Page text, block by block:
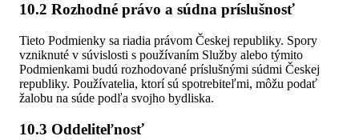
10.2 Rozhodné právo a súdna príslušnosť
Tieto Podmienky sa riadia právom Českej republiky. Spory
vzniknuté v súvislosti s používaním Služby alebo týmito
Podmienkami budú rozhodované príslušnými súdmi Českej
republiky. Používatelia, ktorí sú spotrebiteľmi, môžu podať
žalobu na súde podľa svojho bydliska.
10.3 Oddeliteľnosť